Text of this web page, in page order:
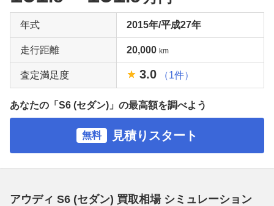
年式 2015年/平成27年
走行距離 20,000 km
査定満足度 3.0 （1件）
あなたの「S6 (セダン)」の最高額を調べよう
無料 見積りスタート
アウディ S6 (セダン) 買取相場 シミュレーション